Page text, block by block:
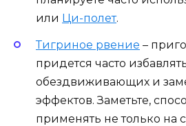
или Ци-полет.
Тигриное рвение –
придется часто
обездвиживающих и
эффектов. Заметьте,
применять не только на